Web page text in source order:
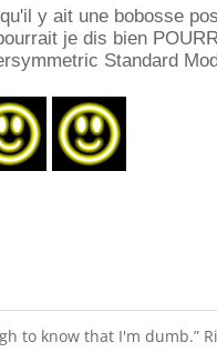
y ait une bobosse
je dis bien
Standard
to know that I'm dumb.”